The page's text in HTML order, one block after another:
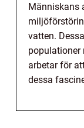
Människans
vatten.
populationer
arbetar för
dessa